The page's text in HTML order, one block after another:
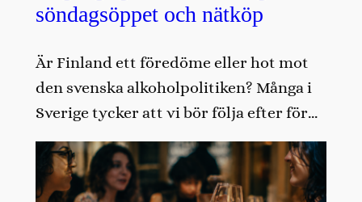
söndagsöppet och nätköp
Är Finland ett föredöme eller hot mot
den svenska alkoholpolitiken? Många i
Sverige tycker att vi bör följa efter för…